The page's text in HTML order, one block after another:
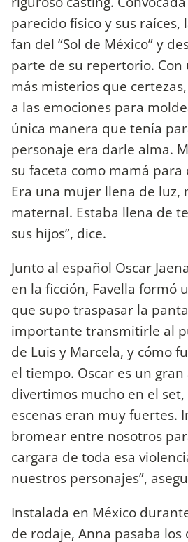
parecido físico y sus raíces,
fan del “Sol de México” y
parte de su repertorio. Con
más misterios que
a las emociones para
única manera que tenía
personaje era darle alma.
su faceta como mamá para
Era una mujer llena de luz,
maternal. Estaba llena de
sus hijos”, dice.
Junto al español Oscar
en la ficción, Favella formó
que supo traspasar la
importante transmitirle al
de Luis y Marcela, y cómo
el tiempo. Oscar es un
divertimos mucho en el
escenas eran muy fuertes.
bromear entre nosotros
cargara de toda esa
nuestros personajes”,
Instalada en México
de rodaje, Anna pasaba los